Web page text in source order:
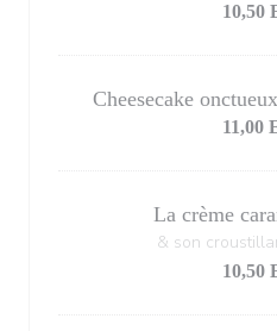
10,50
Cheesecake
11,00
La crème
& son
10,50